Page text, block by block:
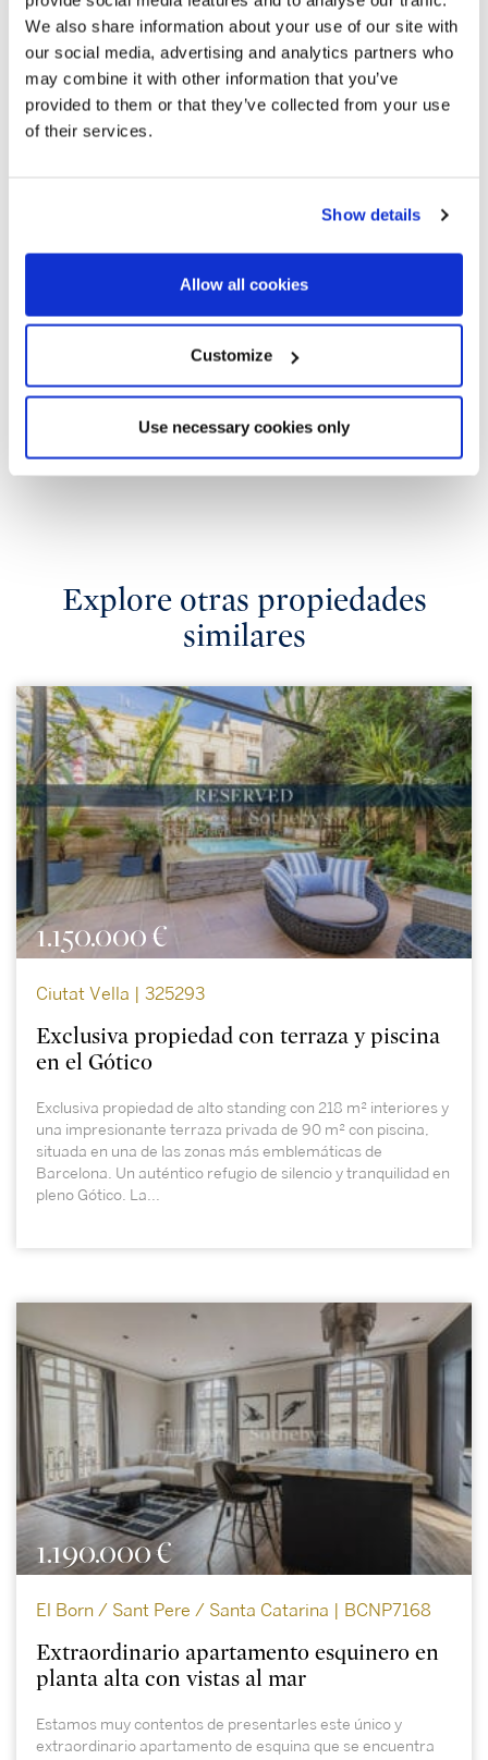
We also share information about your use of our site with
our social media, advertising and analytics partners who
may combine it with other information that you’ve
provided to them or that they’ve collected from your use
of their services.
Show details
Allow all cookies
Customize
Use necessary cookies only
Explore otras propiedades
similares
1.150.000 €
Ciutat Vella | 325293
Exclusiva propiedad con terraza y piscina
en el Gótico
Exclusiva propiedad de alto standing con 218 m² interiores y
una impresionante terraza privada de 90 m² con piscina,
situada en una de las zonas más emblemáticas de
Barcelona. Un auténtico refugio de silencio y tranquilidad en
pleno Gótico. La...
1.190.000 €
El Born / Sant Pere / Santa Catarina | BCNP7168
Extraordinario apartamento esquinero en
planta alta con vistas al mar
Estamos muy contentos de presentarles este único y
extraordinario apartamento de esquina que se encuentra